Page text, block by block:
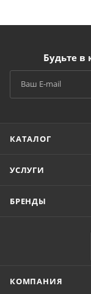
Будьте в
КАТАЛОГ
УСЛУГИ
БРЕНДЫ
КОМПАНИЯ